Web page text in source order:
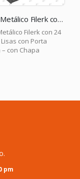
Locker Metálico Filerk con 24 Puertas Lisas con Porta Etiqueta – con Chapa – Gris
con 24
Metálico
pm